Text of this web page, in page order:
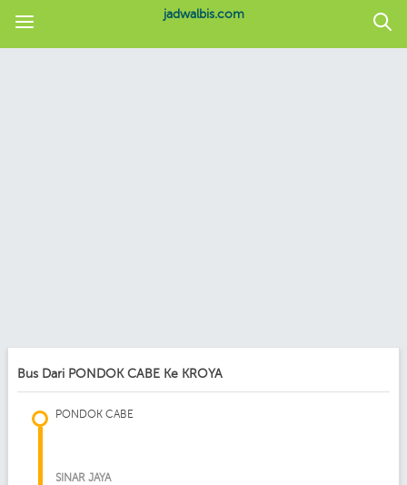
jadwalbis.com
Bus Dari PONDOK CABE Ke KROYA
PONDOK CABE
SINAR JAYA